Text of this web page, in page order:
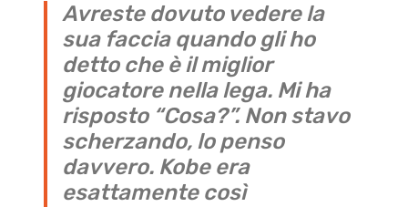
Avreste dovuto vedere la
sua faccia quando gli ho
detto che è il miglior
giocatore nella lega. Mi ha
risposto “Cosa?”. Non stavo
scherzando, lo penso
davvero. Kobe era
esattamente così